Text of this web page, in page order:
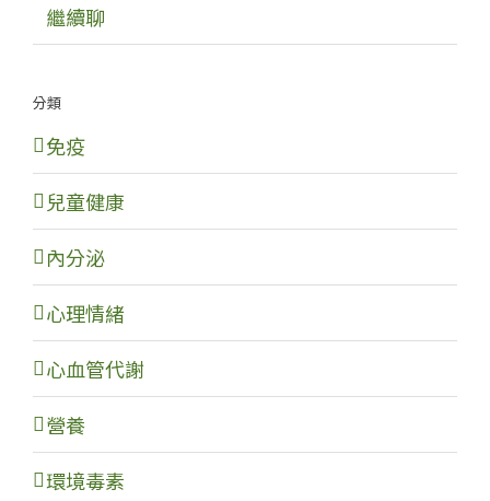
繼續聊
分類
免疫
兒童健康
內分泌
心理情緒
心血管代謝
營養
環境毒素